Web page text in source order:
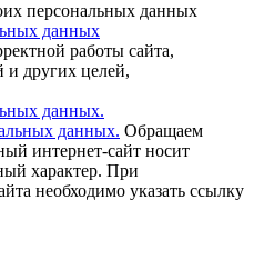
персональных данных
данных
работы сайта,
и других целей,
данных.
данных. Обращаем
интернет-сайт носит
характер. При
необходимо указать ссылку